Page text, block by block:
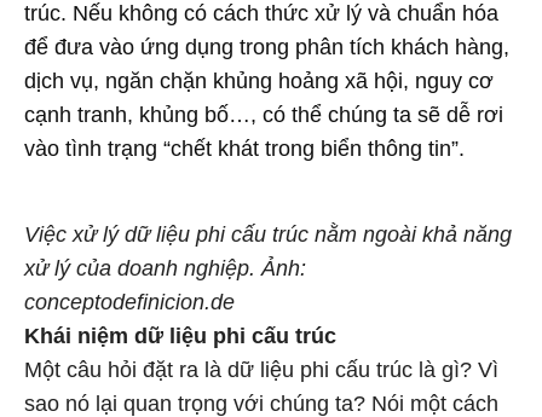
trúc. Nếu không có cách thức xử lý và chuẩn hóa
để đưa vào ứng dụng trong phân tích khách hàng,
dịch vụ, ngăn chặn khủng hoảng xã hội, nguy cơ
cạnh tranh, khủng bố…, có thể chúng ta sẽ dễ rơi
vào tình trạng “chết khát trong biển thông tin”.
Việc xử lý dữ liệu phi cấu trúc nằm ngoài khả năng
xử lý của doanh nghiệp. Ảnh:
conceptodefinicion.de
Khái niệm dữ liệu phi cấu trúc
Một câu hỏi đặt ra là dữ liệu phi cấu trúc là gì? Vì
sao nó lại quan trọng với chúng ta? Nói một cách